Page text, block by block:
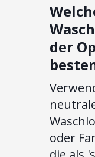
der
oder